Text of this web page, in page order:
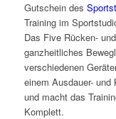
Gutschein des
Training im
Das Five Rücken-
ganzheitliches
verschiedenen
einem Ausdauer-
und macht das
Komplett.